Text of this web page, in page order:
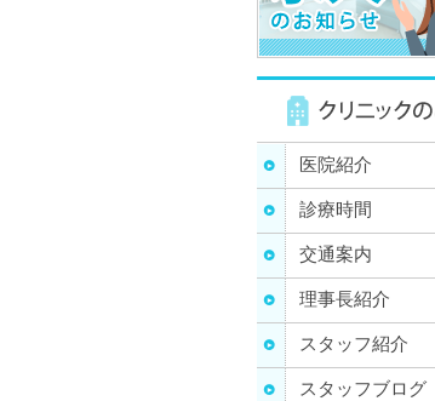
医院紹介
診療時間
交通案内
理事長紹介
スタッフ紹介
スタッフブログ